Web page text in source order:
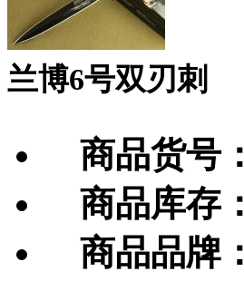
兰博6号双刃刺
商品货号：
商品库存：
商品品牌：